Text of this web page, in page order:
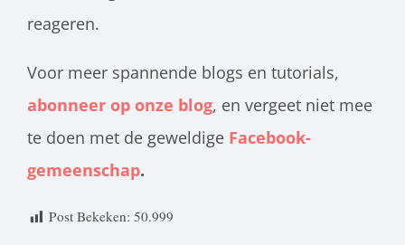
reageren.
Voor meer spannende blogs en tutorials,
abonneer op onze blog, en vergeet niet mee
te doen met de geweldige Facebook-
gemeenschap.
Post Bekeken: 50.999